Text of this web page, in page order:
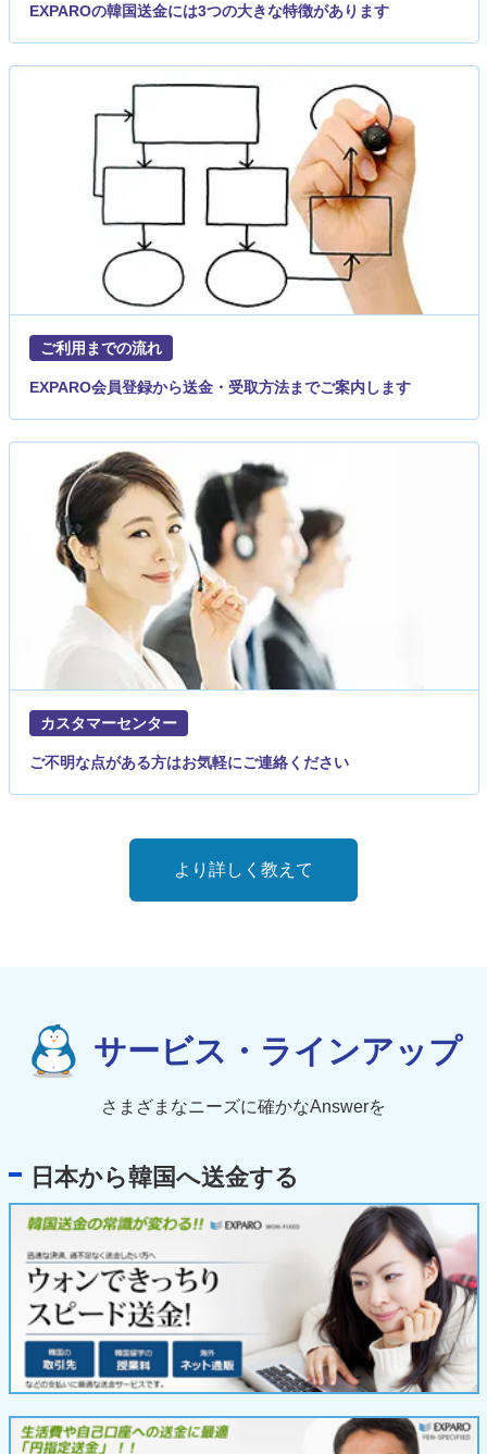
EXPAROの韓国送金には3つの大きな特徴があります
ご利用までの流れ
EXPARO会員登録から送金・受取方法までご案内します
カスタマーセンター
ご不明な点がある方はお気軽にご連絡ください
より詳しく教えて
サービス・ラインアップ
さまざまなニーズに確かなAnswerを
日本から韓国へ送金する